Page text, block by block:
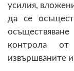
усилия,
да се
контрола
извършваните